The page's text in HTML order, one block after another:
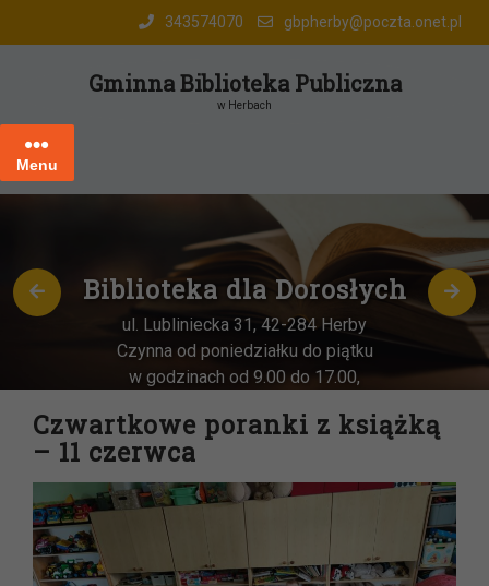
343574070 gbpherby@poczta.onet.pl
Gminna Biblioteka Publiczna
w Herbach
Menu
Biblioteka dla Dorosłych
ul. Lubliniecka 31, 42-284 Herby
Czynna od poniedziałku do piątku
w godzinach od 9.00 do 17.00,
w godz. 9:00-13:00
Czwartkowe poranki z książką
– 11 czerwca